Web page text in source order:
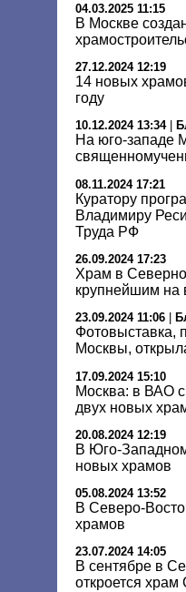
04.03.2025 11:15
В Москве
27.12.2024 12:19
14 новых
году
10.12.2024 13:34|
На юго-западе
08.11.2024 17:21
Куратору
Владимиру
Труда РФ
26.09.2024 17:23
Храм в
крупнейшим на
23.09.2024 11:06
Фотовыставка,
Москвы,
17.09.2024 15:10
Москва: в ВАО
двух новых
20.08.2024 12:19
В Юго-
новых храмов
05.08.2024 13:52
В Северо-
храмов
23.07.2024 14:05
В сентябре в
откроется